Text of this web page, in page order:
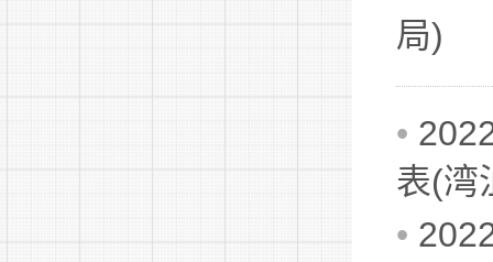
局)
•
表(湾
•